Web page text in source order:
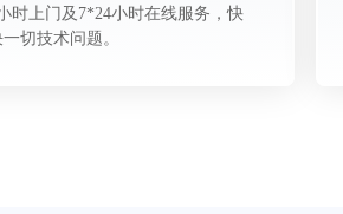
时上门及7*24小时在线服务，快
切技术问题。